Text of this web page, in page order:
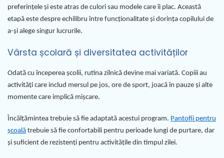
preferințele și este atras de culori sau modele care îi plac. Această
etapă este despre echilibru între funcționalitate și dorința copilului de
a-și alege singur lucrurile.
Vârsta școlară și diversitatea activităților
Odată cu începerea școlii, rutina zilnică devine mai variată. Copiii au
activități care includ mersul pe jos, ore de sport, joacă în pauze și alte
momente care implică mișcare.
Încălțămintea trebuie să fie adaptată acestui program. Pantofii pentru
școală trebuie să fie confortabili pentru perioade lungi de purtare, dar
și suficient de rezistenți pentru activitățile din timpul zilei.